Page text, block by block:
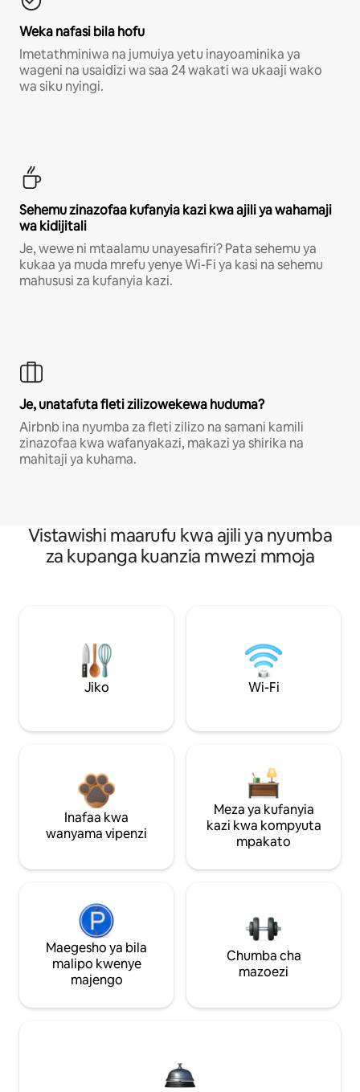
Weka nafasi bila hofu
Imetathminiwa na jumuiya yetu inayoaminika ya
wageni na usaidizi wa saa 24 wakati wa ukaaji wako
wa siku nyingi.
Sehemu zinazofaa kufanyia kazi kwa ajili ya wahamaji
wa kidijitali
Je, wewe ni mtaalamu unayesafiri? Pata sehemu ya
kukaa ya muda mrefu yenye Wi-Fi ya kasi na sehemu
mahususi za kufanyia kazi.
Je, unatafuta fleti zilizowekewa huduma?
Airbnb ina nyumba za fleti zilizo na samani kamili
zinazofaa kwa wafanyakazi, makazi ya shirika na
mahitaji ya kuhama.
Vistawishi maarufu kwa ajili ya nyumba
za kupanga kuanzia mwezi mmoja
Jiko Wi-Fi
Inafaa kwa
wanyama vipenzi
Meza ya kufanyia
kazi kwa kompyuta
mpakato
Maegesho ya bila
malipo kwenye
majengo
Chumba cha
mazoezi